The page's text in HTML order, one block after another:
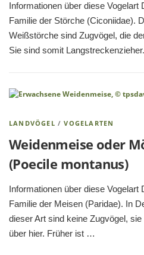
Informationen über diese
Familie der Störche (Ciconiidae).
Weißstörche sind Zugvögel, die
Sie sind somit
LANDVÖGEL /VOGELARTEN
Weidenmeise oder
(Poecile montanus)
Informationen über diese Vogelart
Familie der Meisen (Paridae). In
dieser Art sind keine Zugvögel,
über hier. Früher ist …